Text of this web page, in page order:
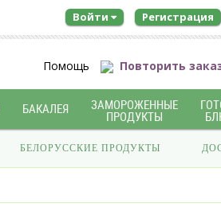
Войти Регистрация
Помощь Повторить
БАКАЛЕЯ ЗАМОРОЖЕННЫЕ
ПРОДУКТЫ
БЕЛОРУССКИЕ ПРОДУКТЫ